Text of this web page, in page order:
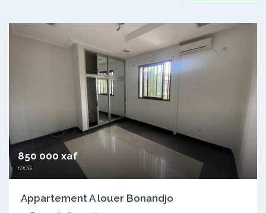
850 000 xaf
mois
Appartement A louer Bonandjo